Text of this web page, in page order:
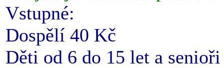
Vstupné:
Dospělí 40 Kč
Děti od 6 do 15 let a